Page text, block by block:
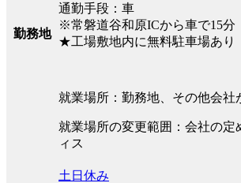
勤務地
通勤手段：車
※常磐道谷和原ICから車で15分
★工場敷地内に無料駐車場あり
就業場所：勤務地、その他会社
就業場所の変更範囲：会社の定
ィス
土日休み